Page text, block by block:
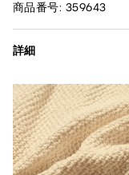
商品番号: 359643
詳細